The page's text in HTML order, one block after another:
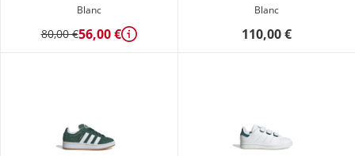
Blanc
80,00 €56,00 € Détails
Blanc
110,00 €